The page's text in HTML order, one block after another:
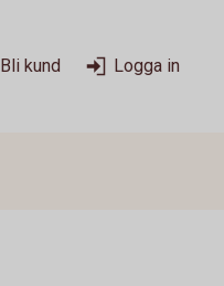
Bli kund Logga in